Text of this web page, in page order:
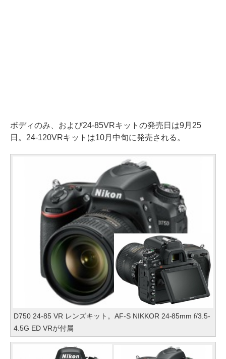
ボディのみ、および24-85VRキットの発売日は9月25
日。24-120VRキットは10月中旬に発売される。
D750 24-85 VR レンズキット。AF-S NIKKOR 24-85mm f/3.5-
4.5G ED VRが付属